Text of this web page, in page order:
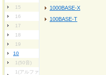
15
16
17
18
19
10
1(50音)
1(アルファ
1000BASE-X
100BASE-T